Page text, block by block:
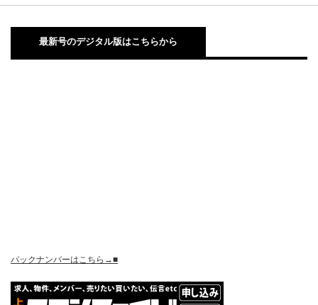
最新号のデジタル版はこちらから
バックナンバーはこちら→■